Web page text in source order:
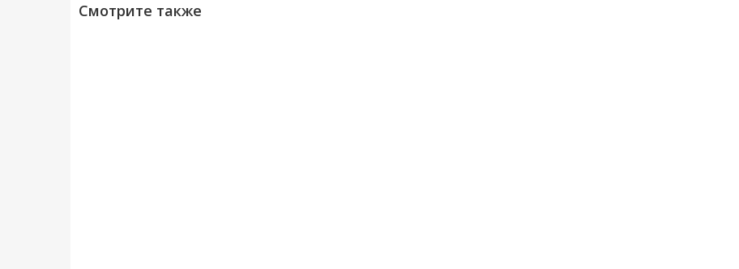
Смотрите также